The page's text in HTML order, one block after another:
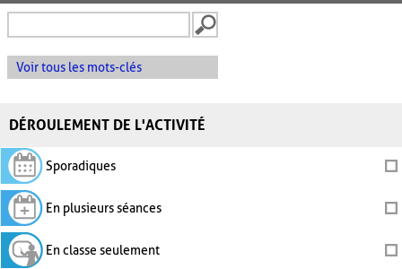
Voir tous les mots-clés
DÉROULEMENT DE L'ACTIVITÉ
Sporadiques
En plusieurs séances
En classe seulement